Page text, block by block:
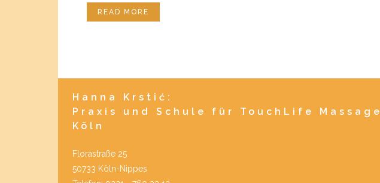
READ MORE
Hanna Krstić:
Praxis und Schule für TouchLife Massage
Köln
Florastraße 25
50733 Köln-Nippes